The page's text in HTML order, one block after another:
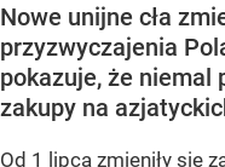
Nowe unijne cła
przyzwyczajenia
pokazuje, że niemal
zakupy na
Od 1 lipca zmieniły się